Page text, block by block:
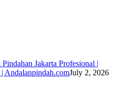
Pindahan Jakarta Profesional |
Andalanpindah.comJuly 2, 2026